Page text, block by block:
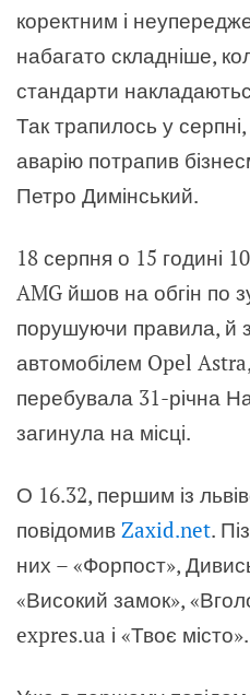
коректним і
набагато складніше,
стандарти
Так трапилось у
аварію потрапив
Петро Димінський.
18 серпня о 15 годині
AMG йшов на обгін по
порушуючи правила, й
автомобілем Opel
перебувала 31-річна
загинула на місці.
О 16.32, першим із
повідомив Zaxid.net.
них – «Форпост»,
«Високий замок»,
expres.ua і «Твоє місто».